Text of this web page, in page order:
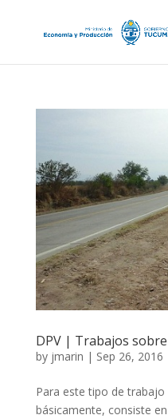
DPV | Trabajos
by jmarin | Sep 26, 2016
Para este tipo de
básicamente, consiste